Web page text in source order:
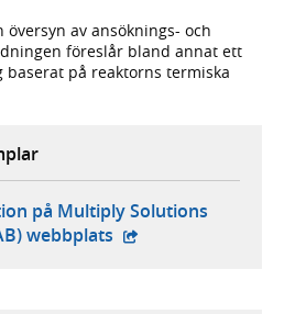
av ansöknings- och
föreslår bland annat ett
på reaktorns termiska
på Multiply Solutions
webbplats - extern webbplats,